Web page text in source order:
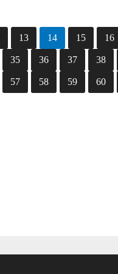
13 14 15 16
35 36 37 38
57 58 59 60